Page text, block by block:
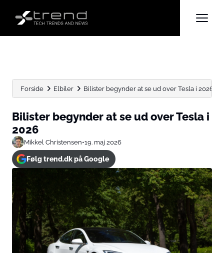
Forside Elbiler Bilister begynder at se ud over Tesla i 2026
Bilister begynder at se ud over Tesla i
2026
Mikkel Christensen•19. maj 2026
Følg trend.dk på Google